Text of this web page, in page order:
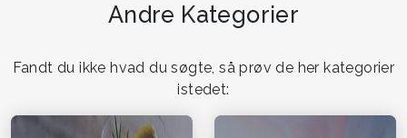
Andre Kategorier
Fandt du ikke hvad du søgte, så prøv de her kategorier
istedet: